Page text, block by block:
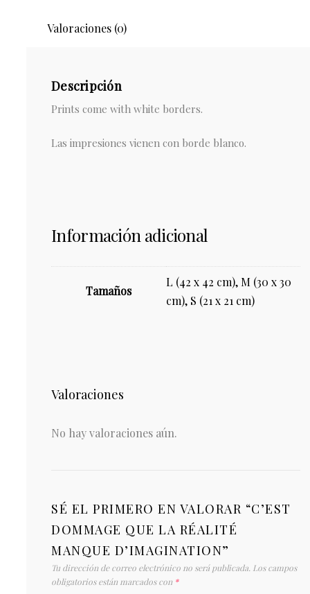
Valoraciones (0)
Descripción
Prints come with white borders.
Las impresiones vienen con borde blanco.
Información adicional
Tamaños
L (42 x 42 cm), M (30 x 30
cm), S (21 x 21 cm)
Valoraciones
No hay valoraciones aún.
SÉ EL PRIMERO EN VALORAR “C’EST
DOMMAGE QUE LA RÉALITÉ
MANQUE D’IMAGINATION”
Tu dirección de correo electrónico no será publicada. Los campos
obligatorios están marcados con *